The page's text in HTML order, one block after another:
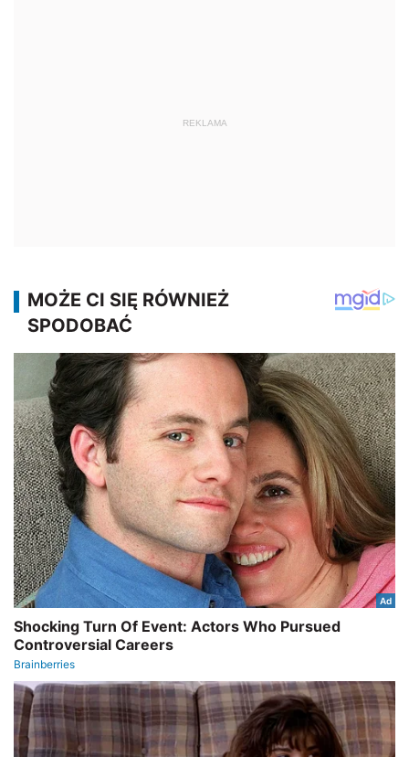
REKLAMA